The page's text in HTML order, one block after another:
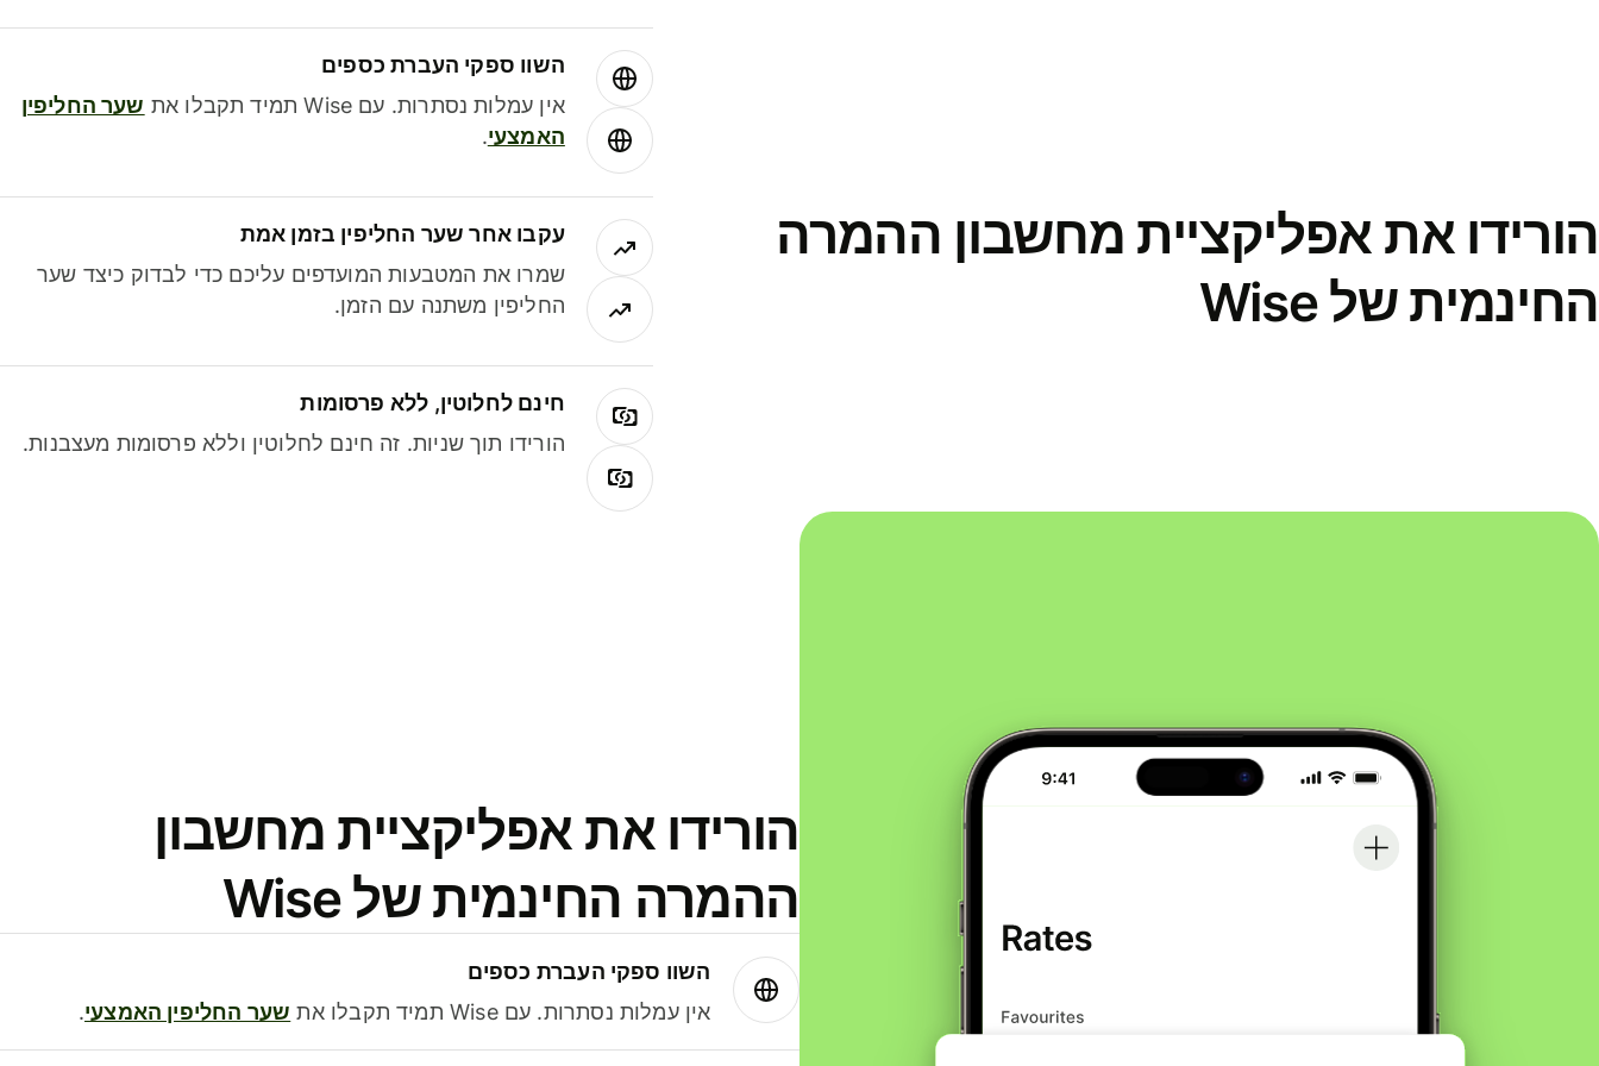
הורידו את אפליקציית מחשבון ההמרה
החינמית של Wise
השוו ספקי העברת כספים
אין עמלות נסתרות. עם Wise תמיד תקבלו את
שער החליפין
האמצעי.
עקבו אחר שער החליפין בזמן אמת
שמרו את המטבעות המועדפים עליכם כדי לבדוק כיצד שער
החליפין משתנה עם הזמן.
חינם לחלוטין, ללא פרסומות
הורידו תוך שניות. זה חינם לחלוטין וללא פרסומות מעצבנות.
הורידו את אפליקציית מחשבון
ההמרה החינמית של Wise
השוו ספקי העברת כספים
אין עמלות נסתרות. עם Wise תמיד תקבלו את
שער החליפין האמצעי.